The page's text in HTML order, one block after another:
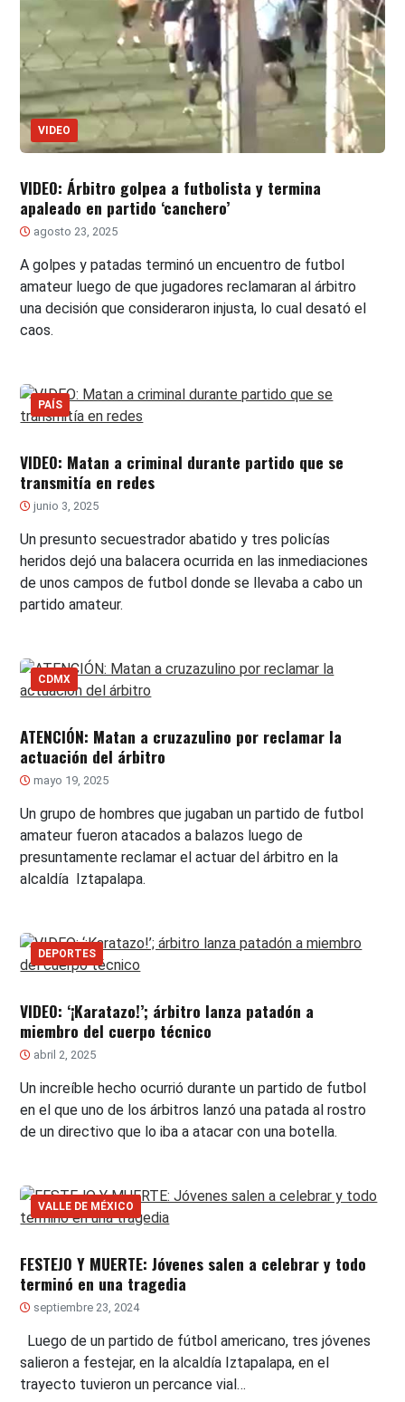
VIDEO
VIDEO: Árbitro golpea a futbolista y termina
apaleado en partido ‘canchero’
agosto 23, 2025
A golpes y patadas terminó un encuentro de futbol
amateur luego de que jugadores reclamaran al árbitro
una decisión que consideraron injusta, lo cual desató el
caos.
PAÍS
VIDEO: Matan a criminal durante partido que se
transmitía en redes
junio 3, 2025
Un presunto secuestrador abatido y tres policías
heridos dejó una balacera ocurrida en las inmediaciones
de unos campos de futbol donde se llevaba a cabo un
partido amateur.
CDMX
ATENCIÓN: Matan a cruzazulino por reclamar la
actuación del árbitro
mayo 19, 2025
Un grupo de hombres que jugaban un partido de futbol
amateur fueron atacados a balazos luego de
presuntamente reclamar el actuar del árbitro en la
alcaldía Iztapalapa.
DEPORTES
VIDEO: ‘¡Karatazo!’; árbitro lanza patadón a
miembro del cuerpo técnico
abril 2, 2025
Un increíble hecho ocurrió durante un partido de futbol
en el que uno de los árbitros lanzó una patada al rostro
de un directivo que lo iba a atacar con una botella.
VALLE DE MÉXICO
FESTEJO Y MUERTE: Jóvenes salen a celebrar y todo
terminó en una tragedia
septiembre 23, 2024
Luego de un partido de fútbol americano, tres jóvenes
salieron a festejar, en la alcaldía Iztapalapa, en el
trayecto tuvieron un percance vial…